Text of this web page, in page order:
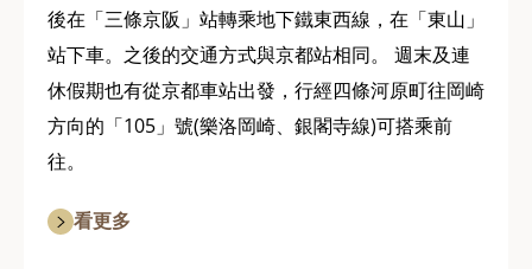
後在「三條京阪」站轉乘地下鐵東西線，在「東山」
站下車。之後的交通方式與京都站相同。 週末及連
休假期也有從京都車站出發，行經四條河原町往岡崎
方向的「105」號(樂洛岡崎、銀閣寺線)可搭乘前
往。
看更多